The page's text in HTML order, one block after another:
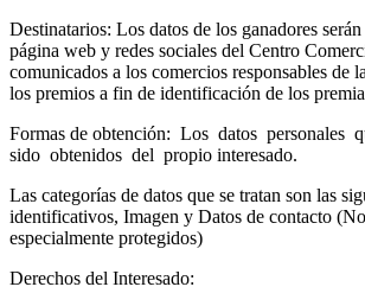
Destinatarios: Los datos de los ganadores
página web y redes sociales del Centro
comunicados a los comercios responsables de
los premios a fin de identificación de los
Formas de obtención: Los datos personales
sido obtenidos del propio interesado.
Las categorías de datos que se tratan son las
identificativos, Imagen y Datos de contacto
especialmente protegidos)
Derechos del Interesado: